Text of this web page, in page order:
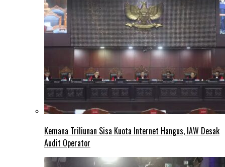
Kemana Triliunan Sisa Kuota Internet Hangus, IAW Desak
Audit Operator